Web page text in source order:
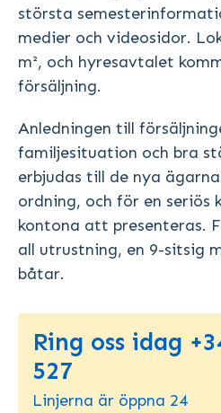
största
medier och videosidor.
m², och hyresavtalet
försäljning.
Anledningen till
familjesituation och bra
erbjudas till de nya
ordning, och för en seriös
kontona att presenteras.
all utrustning, en 9-sitsig
båtar.
Ring oss idag
527
Linjerna är öppna 24